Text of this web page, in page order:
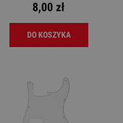
8,00 zł
DO KOSZYKA